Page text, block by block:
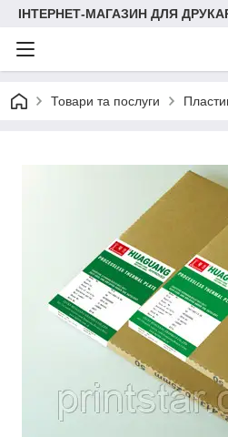
ІНТЕРНЕТ-МАГАЗИН ДЛЯ
Товари та послуги